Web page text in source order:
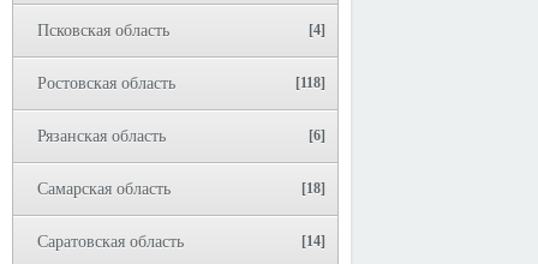
Псковская область [4]
Ростовская область [118]
Рязанская область [6]
Самарская область [18]
Саратовская область [14]